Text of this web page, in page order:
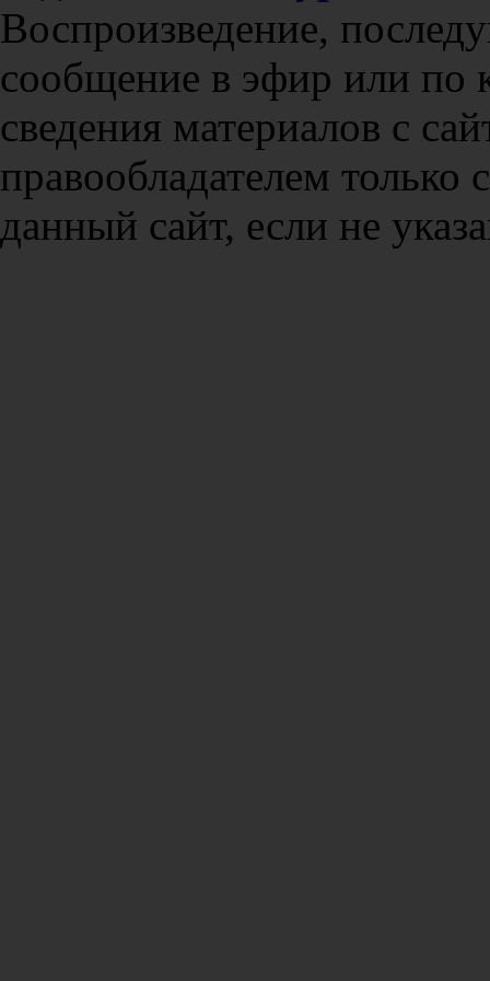
Воспроизведение,
сообщение в эфир или по
сведения материалов с
правообладателем только
данный сайт, если не